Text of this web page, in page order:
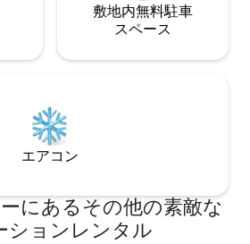
敷地内無料駐⁠車
ス⁠ペ⁠ー⁠ス
エアコン
にあるその他の素敵な
ションレンタル